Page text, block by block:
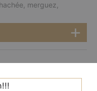
merguez,
de terre, reblochon,